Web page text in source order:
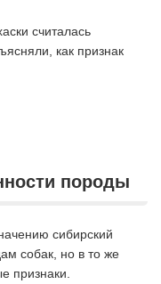
считалась
как признак
породы
сибирский
собак, но в то же
признаки.